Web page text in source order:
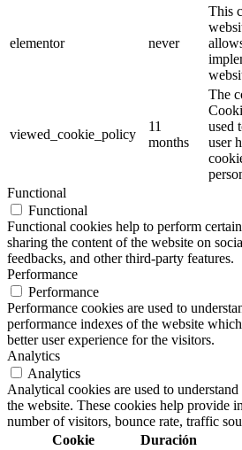
elementor never
This
viewed_cookie_policy
11
months
The
used
user
Functional
Functional
Functional cookies help to perform
sharing the content of the website on
feedbacks, and other third-party features.
Performance
Performance
Performance cookies are used to
performance indexes of the website
better user experience for the visitors.
Analytics
Analytics
Analytical cookies are used to
the website. These cookies help provide
number of visitors, bounce rate, traffic
Cookie
Duración